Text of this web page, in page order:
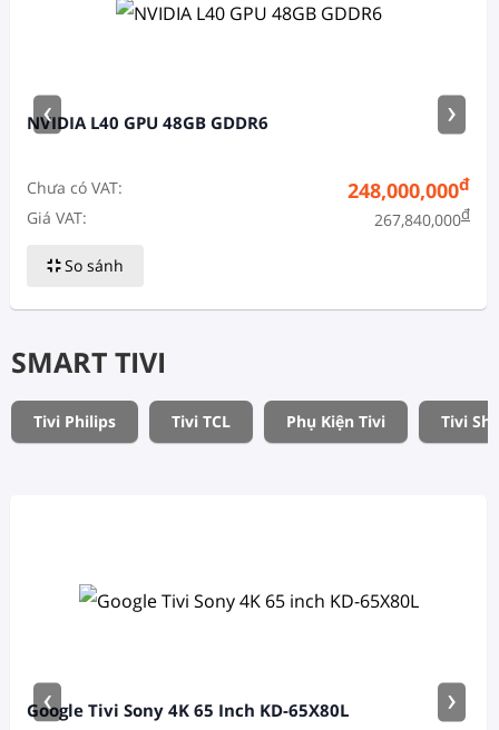
NVIDIA L40 GPU 48GB GDDR6
Chưa có VAT: 248,000,000đ
Giá VAT: 267,840,000đ
So sánh
‹ ›
SMART TIVI
Tivi Philips Tivi TCL Phụ Kiện Tivi Tivi
Google Tivi Sony 4K 65 Inch KD-65X80L
‹ ›